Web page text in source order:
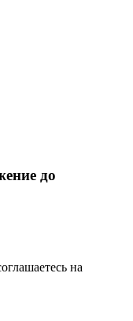
до
на